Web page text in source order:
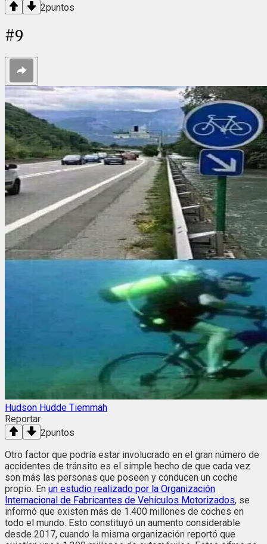
2puntos
#9
Hudson Hudde Tiemmah
Reportar
2puntos
Otro factor que podría estar involucrado en el gran número de
accidentes de tránsito es el simple hecho de que cada vez
son más las personas que poseen y conducen un coche
propio. En un estudio realizado por la Organización
Internacional de Fabricantes de Vehículos Motorizados, se
informó que existen más de 1.400 millones de coches en
todo el mundo. Esto constituyó un aumento considerable
desde 2017, cuando la misma organización reportó que